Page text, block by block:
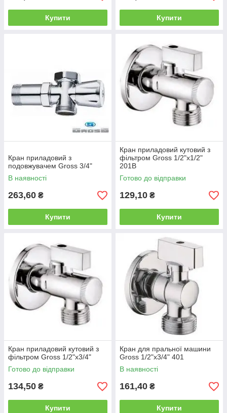
Купити Купити
Кран приладовий з
подовжувачем Gross 3/4"
В наявності
263,60 ₴
Купити
Кран приладовий кутовий з
фільтром Gross 1/2"х1/2"
201В
Готово до відправки
129,10 ₴
Купити
Кран приладовий кутовий з
фільтром Gross 1/2"х3/4"
Готово до відправки
134,50 ₴
Купити
Кран для пральної машини
Gross 1/2"х3/4" 401
В наявності
161,40 ₴
Купити